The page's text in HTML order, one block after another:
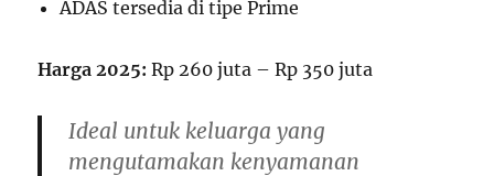
ADAS tersedia di tipe Prime
Harga 2025: Rp 260 juta – Rp 350 juta
Ideal untuk keluarga yang
mengutamakan kenyamanan